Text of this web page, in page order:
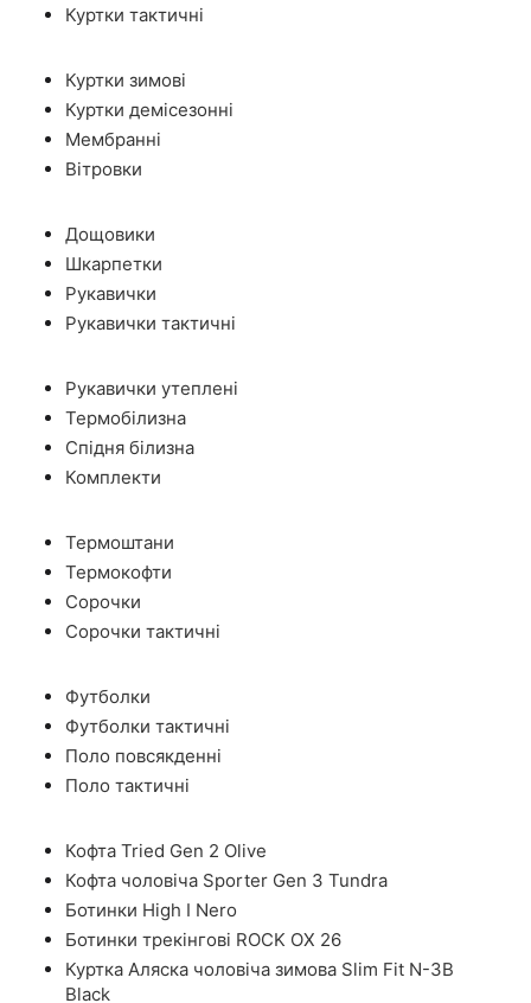
Куртки тактичні
Куртки зимові
Куртки демісезонні
Мембранні
Вітровки
Дощовики
Шкарпетки
Рукавички
Рукавички тактичні
Рукавички утеплені
Термобілизна
Спідня білизна
Комплекти
Термоштани
Термокофти
Сорочки
Сорочки тактичні
Футболки
Футболки тактичні
Поло повсякденні
Поло тактичні
Кофта Tried Gen 2 Olive
Кофта чоловіча Sporter Gen 3 Tundra
Ботинки High I Nero
Ботинки трекінгові ROCK OX 26
Куртка Аляска чоловіча зимова Slim Fit N-3B
Black